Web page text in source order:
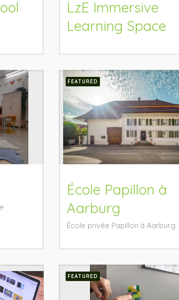
LzE Immersive
Learning Space
FEATURED
École Papillon à
Aarburg
École privée Papillon à Aarburg
FEATURED